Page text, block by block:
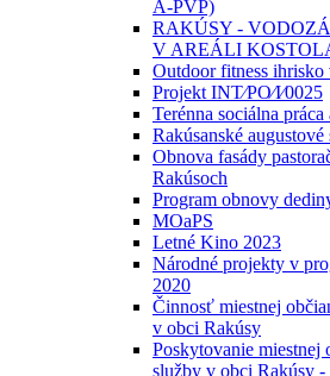
A-PVP)
RAKÚSY -
V AREÁLI
Outdoor fitness
Projekt INT⁄PO⁄I⁄0025
Terénna sociálna
Rakúsanské augustové
Obnova fasády
Rakúsoch
Program obnovy
MOaPS
Letné Kino 2023
Národné projekty v
2020
Činnosť miestnej
v obci Rakúsy
Poskytovanie miestnej
služby v obci Rakúsy -